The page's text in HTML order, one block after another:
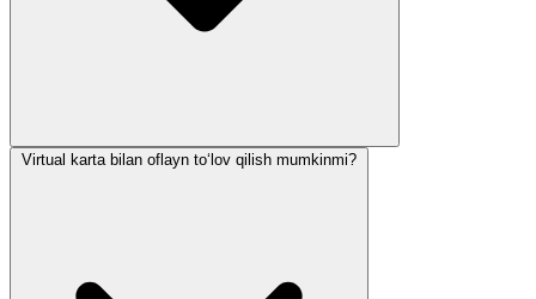
Virtual karta bilan oflayn to‘lov qilish mumkinmi?